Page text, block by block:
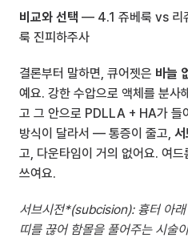
비교와 선택 — 4.1 쥬베룩 vs 리
룩 진피하주사
결론부터 말하면, 큐어젯은 바늘
예요. 강한 수압으로 액체를 분사
고 그 안으로 PDLLA + HA가 들
방식이 달라서 — 통증이 줄고,
고, 다운타임이 거의 없어요. 여
쓰여요.
서브시전*(subcision): 흉터 아래
띠를 끊어 함몰을 풀어주는 시술